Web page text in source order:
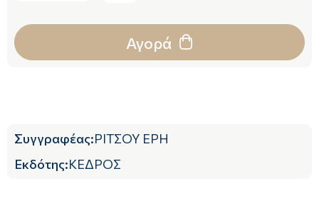
Αγορά
Συγγραφέας:ΡΙΤΣΟΥ ΕΡΗ
Εκδότης:ΚΕΔΡΟΣ